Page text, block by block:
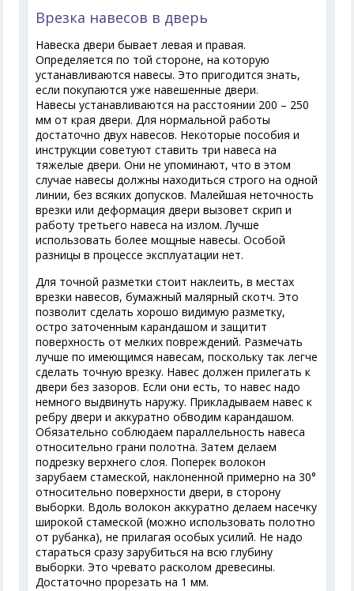
Врезка навесов в дверь
Навеска двери бывает левая и правая.
Определяется по той стороне, на которую
устанавливаются навесы. Это пригодится знать,
если покупаются уже навешенные двери.
Навесы устанавливаются на расстоянии 200 – 250
мм от края двери. Для нормальной работы
достаточно двух навесов. Некоторые пособия и
инструкции советуют ставить три навеса на
тяжелые двери. Они не упоминают, что в этом
случае навесы должны находиться строго на одной
линии, без всяких допусков. Малейшая неточность
врезки или деформация двери вызовет скрип и
работу третьего навеса на излом. Лучше
использовать более мощные навесы. Особой
разницы в процессе эксплуатации нет.
Для точной разметки стоит наклеить, в местах
врезки навесов, бумажный малярный скотч. Это
позволит сделать хорошо видимую разметку,
остро заточенным карандашом и защитит
поверхность от мелких повреждений. Размечать
лучше по имеющимся навесам, поскольку так легче
сделать точную врезку. Навес должен прилегать к
двери без зазоров. Если они есть, то навес надо
немного выдвинуть наружу. Прикладываем навес к
ребру двери и аккуратно обводим карандашом.
Обязательно соблюдаем параллельность навеса
относительно грани полотна. Затем делаем
подрезку верхнего слоя. Поперек волокон
зарубаем стамеской, наклоненной примерно на 30°
относительно поверхности двери, в сторону
выборки. Вдоль волокон аккуратно делаем насечку
широкой стамеской (можно использовать полотно
от рубанка), не прилагая особых усилий. Не надо
стараться сразу зарубиться на всю глубину
выборки. Это чревато расколом древесины.
Достаточно прорезать на 1 мм.